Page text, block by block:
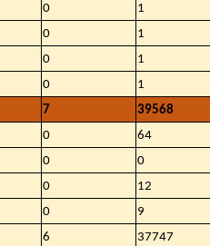
0
1
0
1
0
1
0
1
7
39568
0
64
0
0
0
12
0
9
6 37747